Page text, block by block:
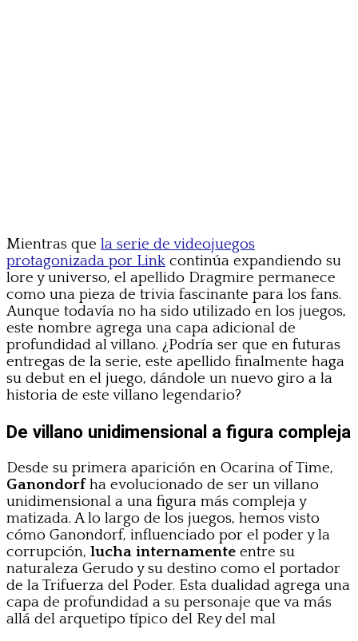
Mientras que la serie de videojuegos
protagonizada por Link continúa expandiendo su
lore y universo, el apellido Dragmire permanece
como una pieza de trivia fascinante para los fans.
Aunque todavía no ha sido utilizado en los juegos,
este nombre agrega una capa adicional de
profundidad al villano. ¿Podría ser que en futuras
entregas de la serie, este apellido finalmente haga
su debut en el juego, dándole un nuevo giro a la
historia de este villano legendario?
De villano unidimensional a figura compleja
Desde su primera aparición en Ocarina of Time,
Ganondorfha evolucionado de ser un villano
unidimensional a una figura más compleja y
matizada. A lo largo de los juegos, hemos visto
cómo Ganondorf, influenciado por el poder y la
corrupción, lucha internamente entre su
naturaleza Gerudo y su destino como el portador
de la Trifuerza del Poder. Esta dualidad agrega una
capa de profundidad a su personaje que va más
allá del arquetipo típico del Rey del mal